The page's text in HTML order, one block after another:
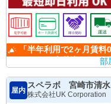
部
屋内
スペラボ 宮崎市清水
株式会社UK Corporation